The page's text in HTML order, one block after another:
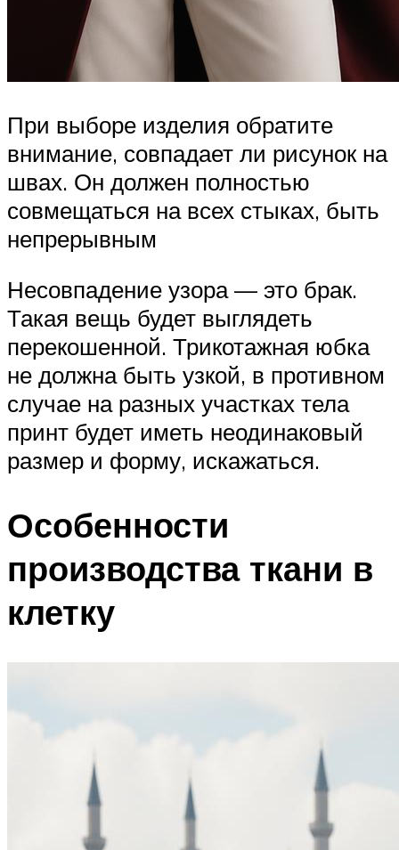
При выборе изделия обратите
внимание, совпадает ли рисунок на
швах. Он должен полностью
совмещаться на всех стыках, быть
непрерывным
Несовпадение узора — это брак.
Такая вещь будет выглядеть
перекошенной. Трикотажная юбка
не должна быть узкой, в противном
случае на разных участках тела
принт будет иметь неодинаковый
размер и форму, искажаться.
Особенности
производства ткани в
клетку